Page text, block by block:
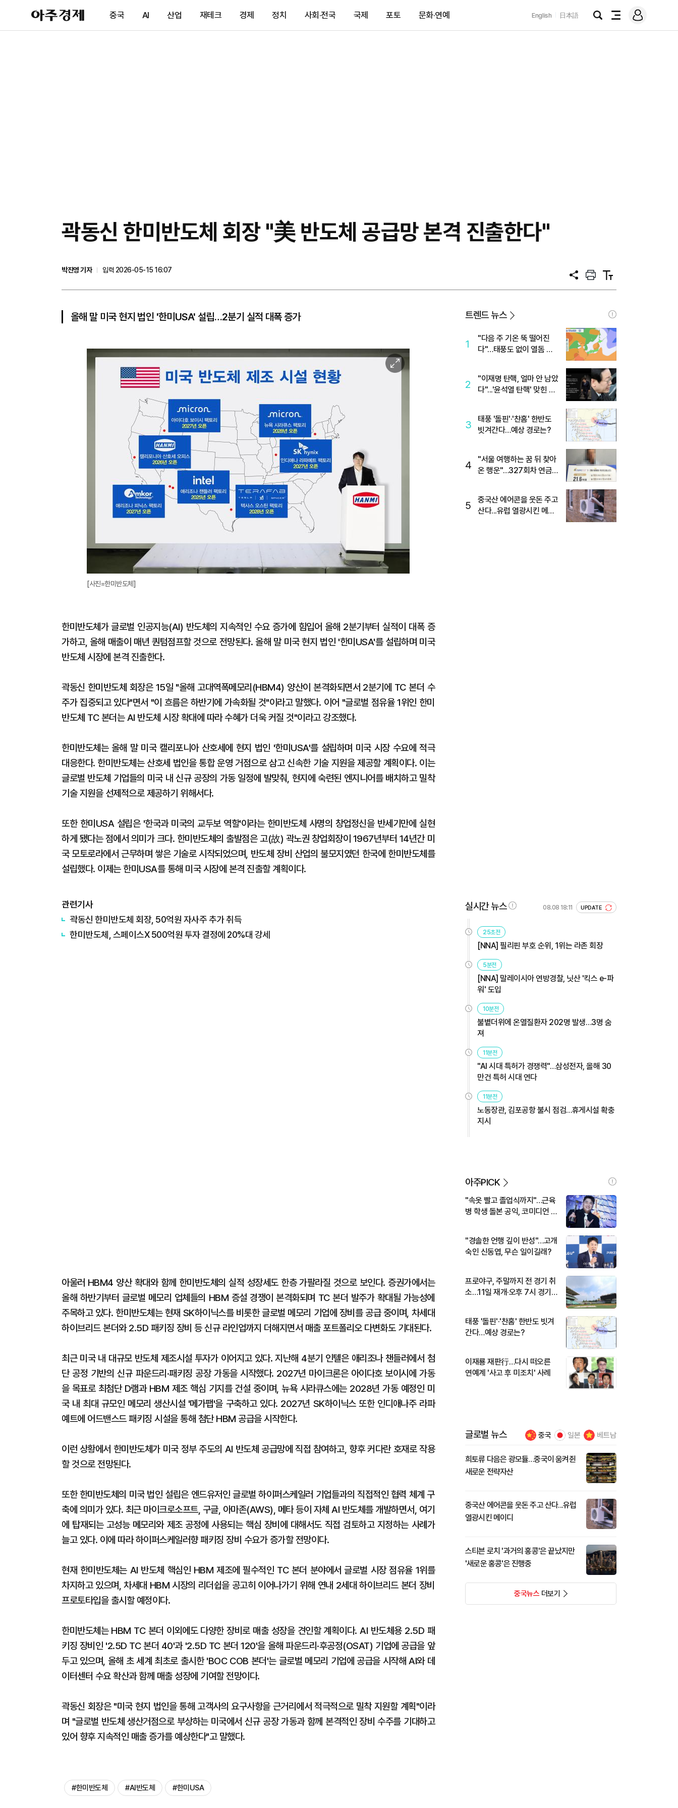
아
주
제
중국 AI 산업 재테크 경제 정치 사회·전국 국제 포토 문화·연예 English 日本語
검
전
메
그
곽동신 한미반도체 회장 "美 반도체 공급망 본격 진출한다"
박진영 기자
입력 2026-05-15 16:07
공
프
트
텍
트
올해 말 미국 현지 법인 '한미USA' 설립…2분기 실적 대폭 증가
이
미
[사진=한미반도체]
한미반도체가 글로벌 인공지능(AI) 반도체의 지속적인 수요 증가에 힘입어 올해 2분기부터 실적이 대폭 증
가하고, 올해 매출이 매년 퀀텀점프할 것으로 전망된다. 올해 말 미국 현지 법인 '한미USA'를 설립하며 미국
반도체 시장에 본격 진출한다.
곽동신 한미반도체 회장은 15일 "올해 고대역폭메모리(HBM4) 양산이 본격화되면서 2분기에 TC 본더 수
주가 집중되고 있다"면서 "이 흐름은 하반기에 가속화될 것"이라고 말했다. 이어 "글로벌 점유율 1위인 한미
반도체 TC 본더는 AI 반도체 시장 확대에 따라 수혜가 더욱 커질 것"이라고 강조했다.
한미반도체는 올해 말 미국 캘리포니아 산호세에 현지 법인 '한미USA'를 설립하며 미국 시장 수요에 적극
대응한다. 한미반도체는 산호세 법인을 통합 운영 거점으로 삼고 신속한 기술 지원을 제공할 계획이다. 이는
글로벌 반도체 기업들의 미국 내 신규 공장의 가동 일정에 발맞춰, 현지에 숙련된 엔지니어를 배치하고 밀착
기술 지원을 선제적으로 제공하기 위해서다.
또한 한미USA 설립은 '한국과 미국의 교두보 역할'이라는 한미반도체 사명의 창업정신을 반세기만에 실현
하게 됐다는 점에서 의미가 크다. 한미반도체의 출발점은 고(故) 곽노권 창업회장이 1967년부터 14년간 미
국 모토로라에서 근무하며 쌓은 기술로 시작되었으며, 반도체 장비 산업의 불모지였던 한국에 한미반도체를
설립했다. 이제는 한미USA를 통해 미국 시장에 본격 진출할 계획이다.
관련기사
곽동신 한미반도체 회장, 50억원 자사주 추가 취득
한미반도체, 스페이스X 500억원 투자 결정에 20%대 강세
아울러 HBM4 양산 확대와 함께 한미반도체의 실적 성장세도 한층 가팔라질 것으로 보인다. 증권가에서는
올해 하반기부터 글로벌 메모리 업체들의 HBM 증설 경쟁이 본격화되며 TC 본더 발주가 확대될 가능성에
주목하고 있다. 한미반도체는 현재 SK하이닉스를 비롯한 글로벌 메모리 기업에 장비를 공급 중이며, 차세대
하이브리드 본더와 2.5D 패키징 장비 등 신규 라인업까지 더해지면서 매출 포트폴리오 다변화도 기대된다.
최근 미국 내 대규모 반도체 제조시설 투자가 이어지고 있다. 지난해 4분기 인텔은 애리조나 챈들러에서 첨
단 공정 기반의 신규 파운드리·패키징 공장 가동을 시작했다. 2027년 마이크론은 아이다호 보이시에 가동
을 목표로 최첨단 D램과 HBM 제조 핵심 기지를 건설 중이며, 뉴욕 시라큐스에는 2028년 가동 예정인 미
국 내 최대 규모인 메모리 생산시설 '메가팹'을 구축하고 있다. 2027년 SK하이닉스 또한 인디애나주 라파
예트에 어드밴스드 패키징 시설을 통해 첨단 HBM 공급을 시작한다.
이런 상황에서 한미반도체가 미국 정부 주도의 AI 반도체 공급망에 직접 참여하고, 향후 커다란 호재로 작용
할 것으로 전망된다.
또한 한미반도체의 미국 법인 설립은 엔드유저인 글로벌 하이퍼스케일러 기업들과의 직접적인 협력 체계 구
축에 의미가 있다. 최근 마이크로소프트, 구글, 아마존(AWS), 메타 등이 자체 AI 반도체를 개발하면서, 여기
에 탑재되는 고성능 메모리와 제조 공정에 사용되는 핵심 장비에 대해서도 직접 검토하고 지정하는 사례가
늘고 있다. 이에 따라 하이퍼스케일러향 패키징 장비 수요가 증가할 전망이다.
현재 한미반도체는 AI 반도체 핵심인 HBM 제조에 필수적인 TC 본더 분야에서 글로벌 시장 점유율 1위를
차지하고 있으며, 차세대 HBM 시장의 리더쉽을 공고히 이어나가기 위해 연내 2세대 하이브리드 본더 장비
프로토타입을 출시할 예정이다.
한미반도체는 HBM TC 본더 이외에도 다양한 장비로 매출 성장을 견인할 계획이다. AI 반도체용 2.5D 패
키징 장비인 '2.5D TC 본더 40'과 '2.5D TC 본더 120'을 올해 파운드리·후공정(OSAT) 기업에 공급을 앞
두고 있으며, 올해 초 세계 최초로 출시한 'BOC COB 본더'는 글로벌 메모리 기업에 공급을 시작해 AI와 데
이터센터 수요 확산과 함께 매출 성장에 기여할 전망이다.
곽동신 회장은 "미국 현지 법인을 통해 고객사의 요구사항을 근거리에서 적극적으로 밀착 지원할 계획"이라
며 "글로벌 반도체 생산거점으로 부상하는 미국에서 신규 공장 가동과 함께 본격적인 장비 수주를 기대하고
있어 향후 지속적인 매출 증가를 예상한다"고 말했다.
#한미반도체 #AI반도체 #한미USA
트렌드 뉴스
1
"다음 주 기온 뚝 떨어진
다"…태풍도 없이 열돔 박
2
"이재명 탄핵, 얼마 안 남았
다"...'윤석열 탄핵' 맞힌 무
3
태풍 '돌핀'·'찬홈' 한반도
빗겨간다…예상 경로는?
4
"서울 여행하는 꿈 뒤 찾아
온 행운"…327회차 연금
5
중국산 에어콘을 웃돈 주고
산다...유럽 열광시킨 메이
실시간 뉴스 08.08 18:11 UPDATE
25초전
[NNA] 필리핀 부호 순위, 1위는 라존 회장
5분전
[NNA] 말레이시아 연방경찰, 닛산 '킥스 e-파
워' 도입
10분전
불볕더위에 온열질환자 202명 발생…3명 숨
져
11분전
"AI 시대 특허가 경쟁력"…삼성전자, 올해 30
만건 특허 시대 연다
11분전
노동장관, 김포공항 불시 점검…휴게시설 확충
지시
아주PICK
"속옷 빨고 졸업식까지"…근육
병 학생 돌본 공익, 코미디언 김
"경솔한 언행 깊이 반성"…고개
숙인 신동엽, 무슨 일이길래?
프로야구, 주말까지 전 경기 취
소…11일 재개·오후 7시 경기
태풍 '돌핀'·'찬홈' 한반도 빗겨
간다…예상 경로는?
이재룡 재판行…다시 떠오른
연예계 '사고 후 미조치' 사례
글로벌 뉴스 중국 일본 베트남
희토류 다음은 광모듈…중국이 움켜쥔
새로운 전략자산
중국산 에어콘을 웃돈 주고 산다...유럽
열광시킨 메이디
스티븐 로치 '과거의 홍콩'은 끝났지만
'새로운 홍콩'은 진행중
중국뉴스더보기